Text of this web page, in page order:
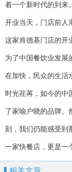
着一个新时代的到来。
开业当天，门店前人
这家肯德基门店的开
为了中国餐饮业发展
在加快，民众的生活
时光荏苒，如今的中
了家喻户晓的品牌。
刻，我们仍能感受到
一家快餐店，更是一